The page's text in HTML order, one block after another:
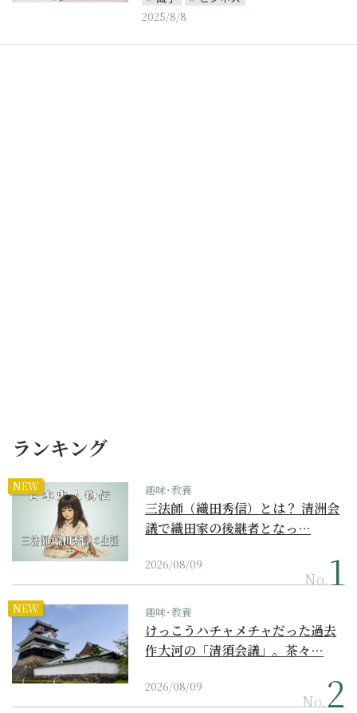
2025/8/8
ランキング
NEW 趣味･教養
三法師（織田秀信）とは？ 清洲会
議で織田家の後継者となっ…
2026/08/09
No.
NEW 趣味･教養
けっこうハチャメチャだった過去
作大河の「清須会議」。茶々…
2026/08/09
No.